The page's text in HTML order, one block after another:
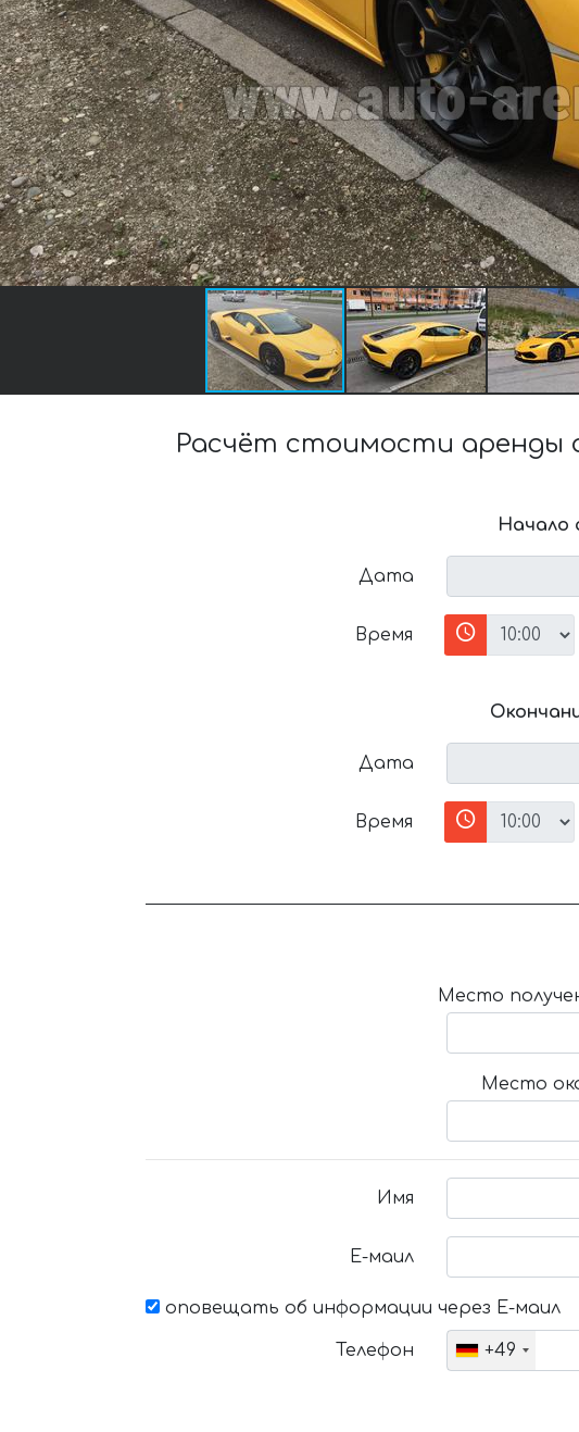
Расчёт стоимости аренды
Начало
Дата
Время
Дата
Время
Место
Место
Имя
Е-маил
оповещать об информации через Е-маил
Телефон +49